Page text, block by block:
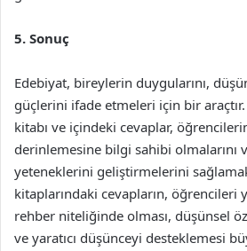
5. Sonuç
Edebiyat, bireylerin duygularını,
güçlerini ifade etmeleri için bir araçtır.
kitabı ve içindeki cevaplar,
derinlemesine bilgi sahibi olmalarını
yeteneklerini geliştirmelerini
kitaplarındaki cevapların, öğrencileri
rehber niteliğinde olması, düşünsel
ve yaratıcı düşünceyi desteklemesi